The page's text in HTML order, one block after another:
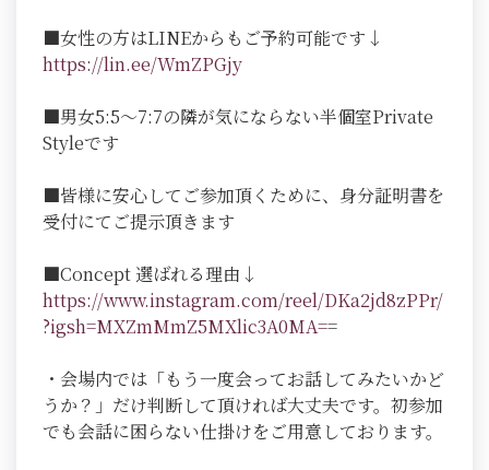
■女性の方はLINEからもご予約可能です↓
https://lin.ee/WmZPGjy
■男女5:5～7:7の隣が気にならない半個室Private
Styleです
■皆様に安心してご参加頂くために、身分証明書を
受付にてご提示頂きます
■Concept 選ばれる理由↓
https://www.instagram.com/reel/DKa2jd8zPPr/
?igsh=MXZmMmZ5MXlic3A0MA==
・会場内では「もう一度会ってお話してみたいかど
うか？」だけ判断して頂ければ大丈夫です。初参加
でも会話に困らない仕掛けをご用意しております。